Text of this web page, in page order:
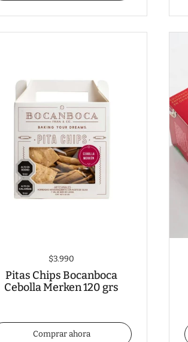
$3.990
Pitas Chips Bocanboca
Cebolla Merken 120 grs
Comprar ahora